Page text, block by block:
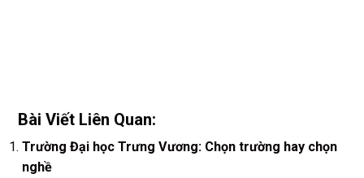
Bài Viết Liên Quan:
Trường Đại học Trưng Vương: Chọn trường hay chọn
nghề